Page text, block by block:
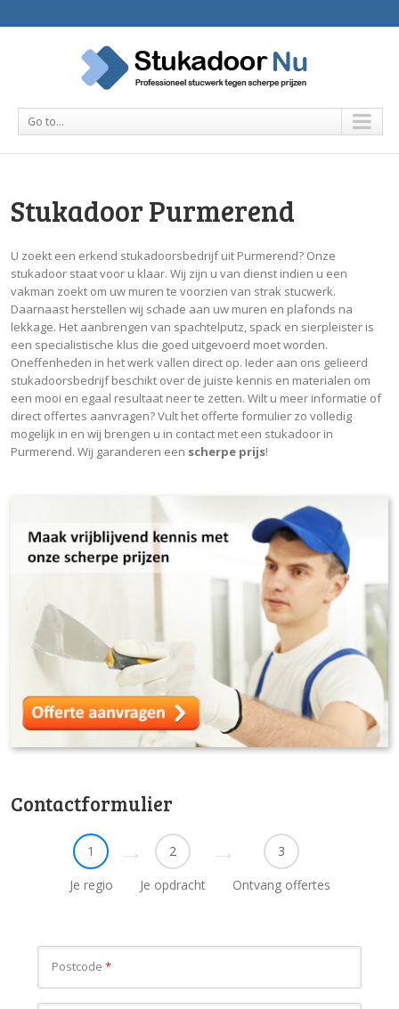
Go to...
Stukadoor Purmerend
U zoekt een erkend stukadoorsbedrijf uit Purmerend? Onze
stukadoor staat voor u klaar. Wij zijn u van dienst indien u een
vakman zoekt om uw muren te voorzien van strak stucwerk.
Daarnaast herstellen wij schade aan uw muren en plafonds na
lekkage. Het aanbrengen van spachtelputz, spack en sierpleister is
een specialistische klus die goed uitgevoerd moet worden.
Oneffenheden in het werk vallen direct op. Ieder aan ons gelieerd
stukadoorsbedrijf beschikt over de juiste kennis en materialen om
een mooi en egaal resultaat neer te zetten. Wilt u meer informatie of
direct offertes aanvragen? Vult het offerte formulier zo volledig
mogelijk in en wij brengen u in contact met een stukadoor in
Purmerend. Wij garanderen een scherpe prijs!
Contactformulier
1
Je regio
2
Je opdracht
3
Ontvang offertes
Postcode *